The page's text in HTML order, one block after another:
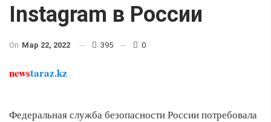
Instagram в России
On Мар 22, 2022 395 0
newstaraz.kz
Федеральная служба безопасности России потребовала